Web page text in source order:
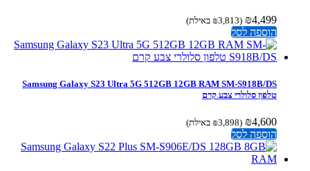
₪4,499
(
₪3,813 באילת)
הוספה לסל
Samsung Galaxy S23 Ultra 5G 512GB 12GB RAM SM-S918B/DS
טלפון סלולרי צבע קרם
₪4,600
(
₪3,898 באילת)
הוספה לסל